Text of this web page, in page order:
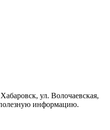
ул. Волочаевская,
информацию.